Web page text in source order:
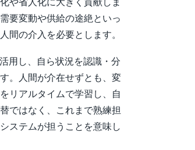
要変動や供給の途絶といっ
間の介入を必要とします。
用し、自ら状況を認識・分
。人間が介在せずとも、変
リアルタイムで学習し、自
ではなく、これまで熟練担
ステムが担うことを意味し